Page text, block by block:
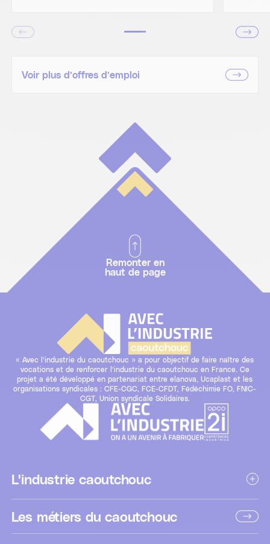
Voir plus d’offres d’emploi
Remonter en
haut de page
« Avec l’industrie du caoutchouc » a pour objectif de faire naître des
vocations et de renforcer l’industrie du caoutchouc en France. Ce
projet a été développé en partenariat entre elanova, Ucaplast et les
organisations syndicales : CFE-CGC, FCE-CFDT, Fédéchimie FO, FNIC-
CGT, Union syndicale Solidaires.
L'industrie caoutchouc
Les métiers du caoutchouc